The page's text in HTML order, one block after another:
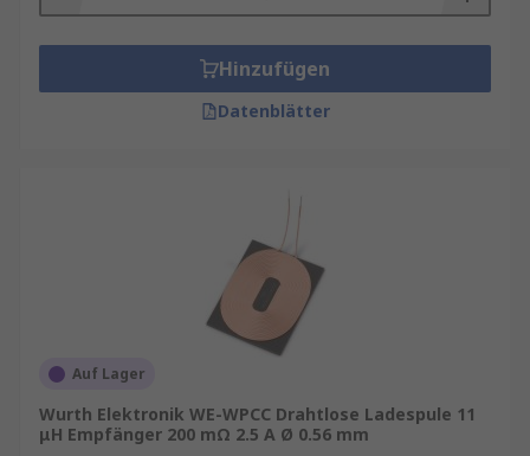
Hinzufügen
Datenblätter
Auf Lager
Wurth Elektronik WE-WPCC Drahtlose Ladespule 11
μH Empfänger 200 mΩ 2.5 A Ø 0.56 mm